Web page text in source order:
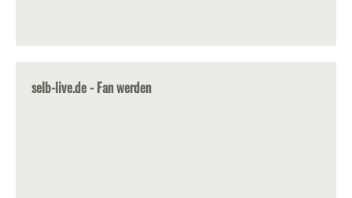
selb-live.de - Fan werden